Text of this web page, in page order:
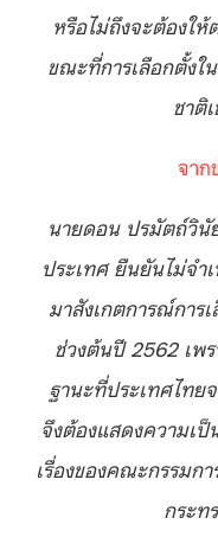
หรือไม่ถึงจะต้องให้
ขณะที่การเลือกตั้งใ
ชาติ
จาก
นายดอน ปรมัตถ์วินั
ประเทศ ยืนยันไม่จำ
มาสังเกตการณ์การ
ช่วงต้นปี 2562 เพ
ฐานะที่ประเทศไทย
จึงต้องแสดงความเ
เรื่องของคณะกรรมก
กระท